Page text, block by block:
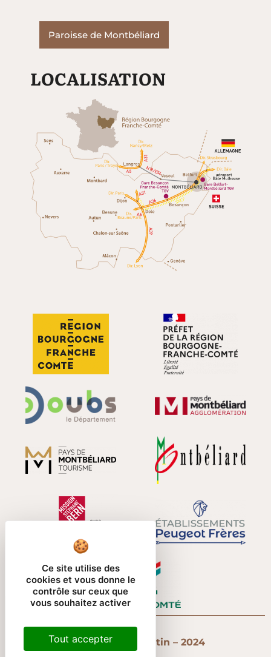
Paroisse de Montbéliard
LOCALISATION
Temple Saint-Martin – 2024
Ce site utilise des
cookies et vous donne le
contrôle sur ceux que
vous souhaitez activer
Tout accepter